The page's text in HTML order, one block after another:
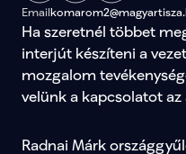
Email
Ha szeretnél többet
interjút készíteni a
mozgalom
velünk a kapcsolatot
Radnai Márk